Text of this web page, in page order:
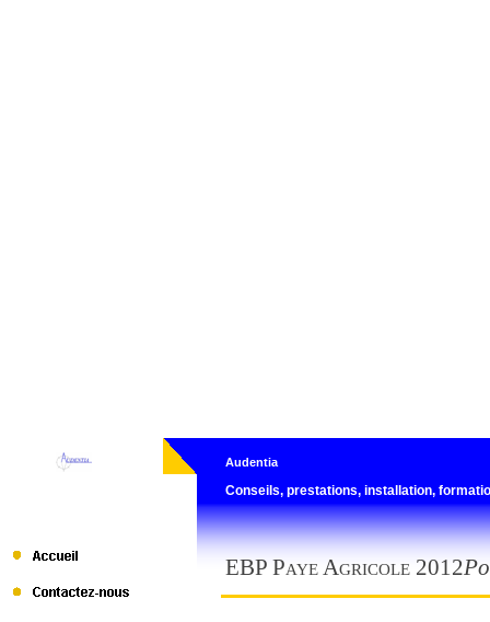
Audentia
Conseils, prestations, installation,
EBP Paye Agricole 2012